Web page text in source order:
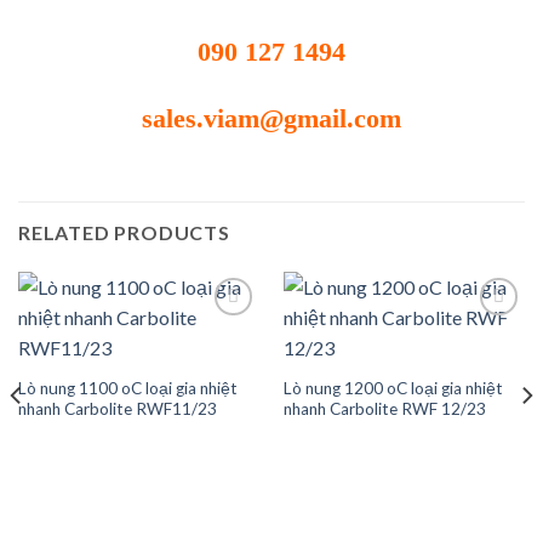
090 127 1494
sales.viam@gmail.com
RELATED PRODUCTS
wishlist
Lò nung 1100 oC loại gia nhiệt
nhanh Carbolite RWF11/23
wishlist
Lò nung 1200 oC loại gia nhiệt
nhanh Carbolite RWF 12/23